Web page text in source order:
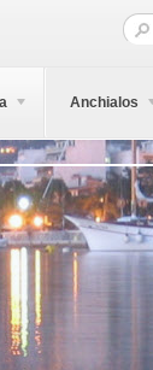
Anchialos